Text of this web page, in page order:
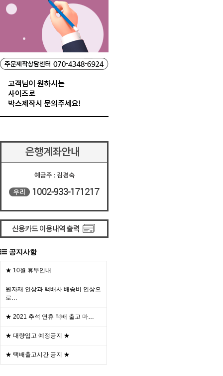
공지사항
★ 10월 휴무안내
원자재 인상과 택배사 배송비 인상으
로…
★ 2021 추석 연휴 택배 출고 마…
★ 대량입고 예정공지 ★
★ 택배출고시간 공지 ★